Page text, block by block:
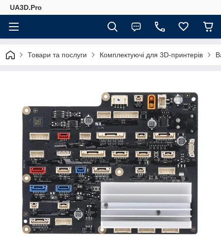
UA3D.Pro
Товари та послуги Комплектуючі для 3D-принтерів